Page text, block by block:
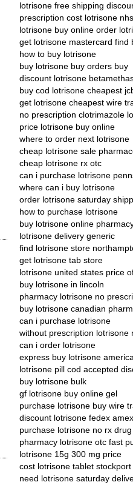
lotrisone free shipping
prescription cost lotrisone nhs
lotrisone buy online order
get lotrisone mastercard find
how to buy lotrisone
buy lotrisone buy orders buy
discount lotrisone
buy cod lotrisone cheapest
get lotrisone cheapest wire
no prescription clotrimazole
price lotrisone buy online
where to order next lotrisone
cheap lotrisone sale
cheap lotrisone rx otc
can i purchase lotrisone
where can i buy lotrisone
order lotrisone saturday
how to purchase lotrisone
buy lotrisone online
lotrisone delivery generic
find lotrisone store
get lotrisone tab store
lotrisone united states price
buy lotrisone in lincoln
pharmacy lotrisone no
buy lotrisone canadian
can i purchase lotrisone
without prescription lotrisone
can i order lotrisone
express buy lotrisone
lotrisone pill cod accepted
buy lotrisone bulk
gf lotrisone buy online gel
purchase lotrisone buy wire
discount lotrisone fedex amex
purchase lotrisone no rx drug
pharmacy lotrisone otc fast
lotrisone 15g 300 mg price
cost lotrisone tablet stockport
need lotrisone saturday